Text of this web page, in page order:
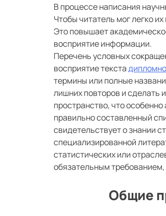
В процессе написания
Чтобы читатель мог легко
Это повышает
восприятие информации.
Перечень условных
восприятие текста
термины или полные
лишних повторов и сделать
пространство, что
правильно составленный
свидетельствует о знании
специализированной
статистических или
обязательным
Общие